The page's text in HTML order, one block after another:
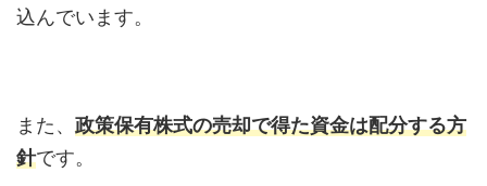
込んでいます。
また、 政策保有株式の売却で得た資金は配分する方
針です。